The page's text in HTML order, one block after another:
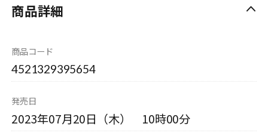
商品詳細
商品コード
4521329395654
発売日
2023年07月20日（木） 10時00分